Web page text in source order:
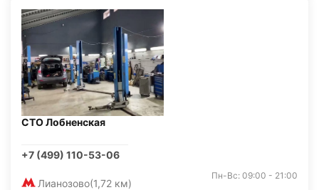
СТО Лобненская
+7 (499) 110-53-06
Лианозово(1,72 км)
Пн-Вс: 09:00 - 21:00